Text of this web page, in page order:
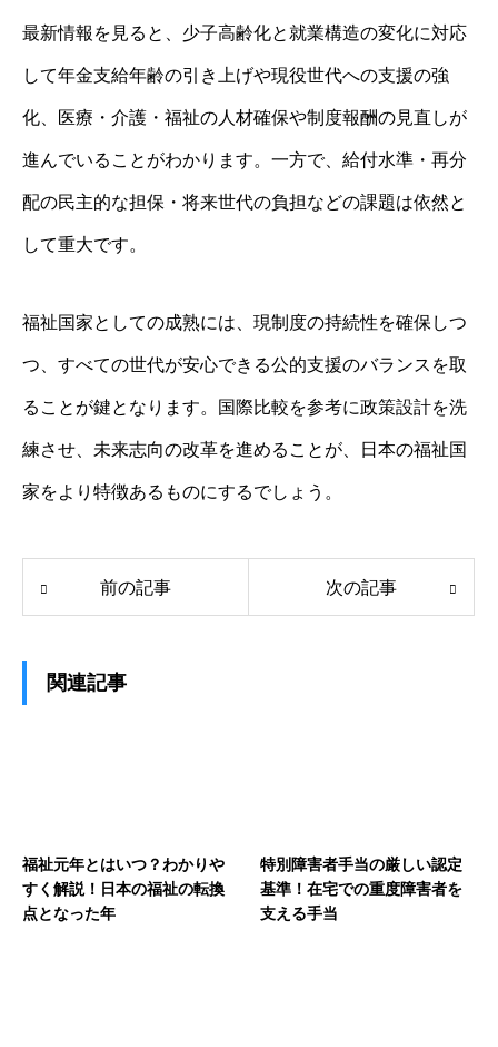
最新情報を見ると、少子高齢化と就業構造の変化に対応
して年金支給年齢の引き上げや現役世代への支援の強
化、医療・介護・福祉の人材確保や制度報酬の見直しが
進んでいることがわかります。一方で、給付水準・再分
配の民主的な担保・将来世代の負担などの課題は依然と
して重大です。
福祉国家としての成熟には、現制度の持続性を確保しつ
つ、すべての世代が安心できる公的支援のバランスを取
ることが鍵となります。国際比較を参考に政策設計を洗
練させ、未来志向の改革を進めることが、日本の福祉国
家をより特徴あるものにするでしょう。
前の記事 次の記事
関連記事
福祉元年とはいつ？わかりや
すく解説！日本の福祉の転換
点となった年
特別障害者手当の厳しい認定
基準！在宅での重度障害者を
支える手当